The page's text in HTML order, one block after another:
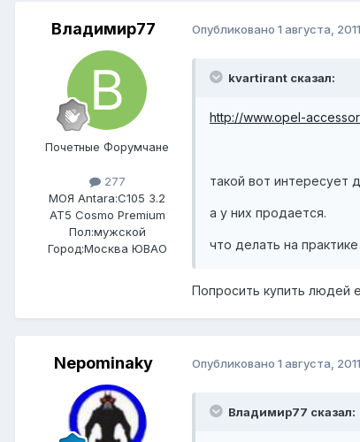
Владимир77
Почетные Форумчане
277
МОЯ Antara:C105 3.2
AT5 Cosmo Premium
Пол:мужской
Город:Москва ЮВАО
Опубликовано 1 августа, 2011
kvartirant сказал:
http://www.opel-
такой вот интересует
а у них продается.
что делать на
Попросить купить людей
Nepominaky Опубликовано 1 августа, 2011
Владимир77 сказал: